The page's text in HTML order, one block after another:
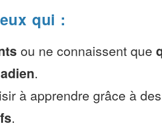
qui :
ou ne connaissent que
.
à apprendre grâce à
.